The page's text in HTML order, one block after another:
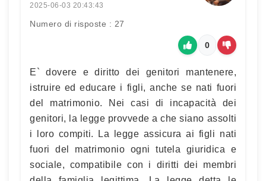
2025-06-03 20:43:43
Numero di risposte : 27
0
E` dovere e diritto dei genitori mantenere,
istruire ed educare i figli, anche se nati fuori
del matrimonio. Nei casi di incapacità dei
genitori, la legge provvede a che siano assolti
i loro compiti. La legge assicura ai figli nati
fuori del matrimonio ogni tutela giuridica e
sociale, compatibile con i diritti dei membri